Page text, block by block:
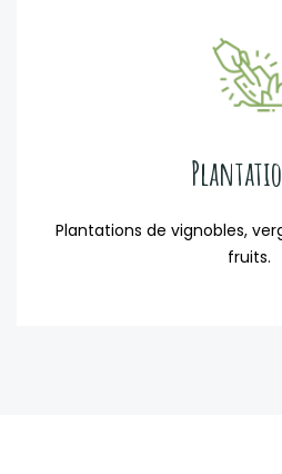
Plantations de vignobles,
fruits.